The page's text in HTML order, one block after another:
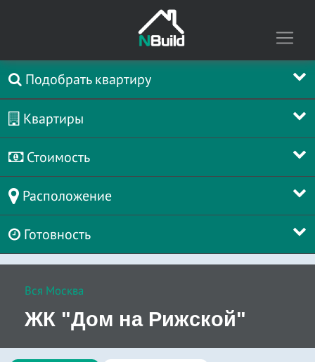
Подобрать квартиру
Квартиры
Стоимость
Расположение
Готовность
Вся Москва
ЖК "Дом на Рижской"